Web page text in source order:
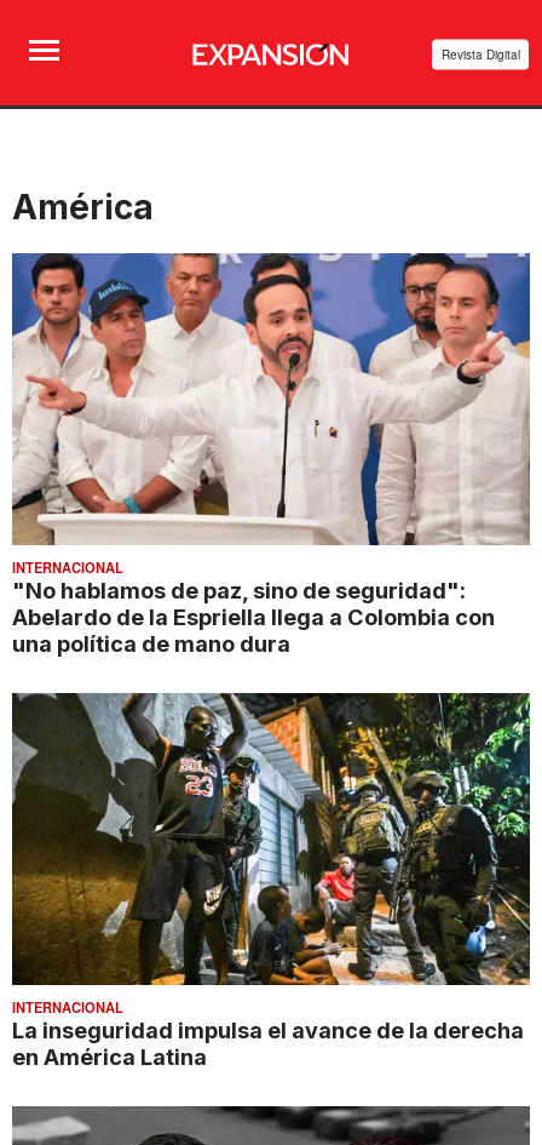
Revista Digital
América
INTERNACIONAL
"No hablamos de paz, sino de seguridad":
Abelardo de la Espriella llega a Colombia con
una política de mano dura
INTERNACIONAL
La inseguridad impulsa el avance de la derecha
en América Latina